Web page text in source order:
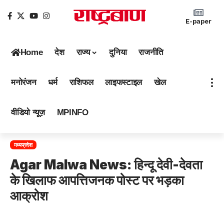
E-paper
Home देश राज्य दुनिया राजनीति
मनोरंजन धर्म राशिफल लाइफस्टाइल खेल
वीडियो न्यूज़ MPINFO
मध्यप्रदेश
Agar Malwa News: हिन्दू देवी-देवता
के खिलाफ आपत्तिजनक पोस्ट पर भड़का
आक्रोश